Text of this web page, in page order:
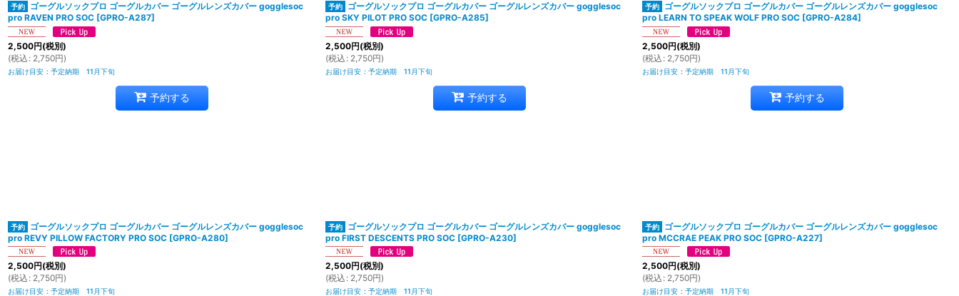
絞り込む
ゴーグルソックプロ ゴーグルカバー ゴーグルレンズカバー gogglesoc
pro RAVEN PRO SOC [GPRO-A287]
2,500円(税別)
(税込 : 2,750円)
お届け目安 : 予定納期 11月下旬
予約する
ゴーグルソックプロ ゴーグルカバー ゴーグルレンズカバー gogglesoc
pro SKY PILOT PRO SOC [GPRO-A285]
2,500円(税別)
(税込 : 2,750円)
お届け目安 : 予定納期 11月下旬
予約する
ゴーグルソックプロ ゴーグルカバー ゴーグルレンズカバー gogglesoc
pro LEARN TO SPEAK WOLF PRO SOC [GPRO-A284]
2,500円(税別)
(税込 : 2,750円)
お届け目安 : 予定納期 11月下旬
予約する
ゴーグルソックプロ ゴーグルカバー ゴーグルレンズカバー gogglesoc
pro REVY PILLOW FACTORY PRO SOC [GPRO-A280]
2,500円(税別)
(税込 : 2,750円)
お届け目安 : 予定納期 11月下旬
ゴーグルソックプロ ゴーグルカバー ゴーグルレンズカバー gogglesoc
pro FIRST DESCENTS PRO SOC [GPRO-A230]
2,500円(税別)
(税込 : 2,750円)
お届け目安 : 予定納期 11月下旬
ゴーグルソックプロ ゴーグルカバー ゴーグルレンズカバー gogglesoc
pro MCCRAE PEAK PRO SOC [GPRO-A227]
2,500円(税別)
(税込 : 2,750円)
お届け目安 : 予定納期 11月下旬